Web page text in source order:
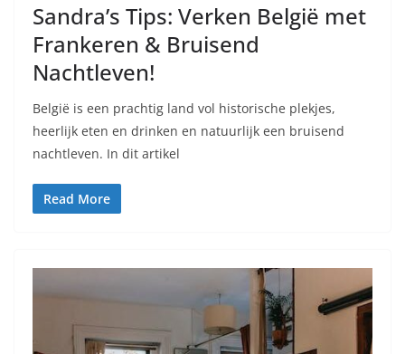
Sandra’s Tips: Verken België met
Frankeren & Bruisend
Nachtleven!
België is een prachtig land vol historische plekjes,
heerlijk eten en drinken en natuurlijk een bruisend
nachtleven. In dit artikel
Read More